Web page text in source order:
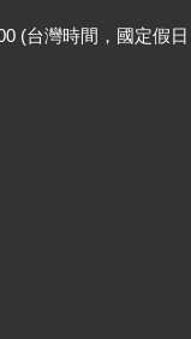
(台灣時間，國定假日